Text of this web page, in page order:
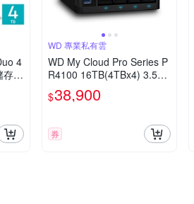
4
存系
WD 專業私有雲
WD My Cloud Pro Series P
R4100 16TB(4TBx4) 3.5吋
雲端儲存系統
$38,900
券